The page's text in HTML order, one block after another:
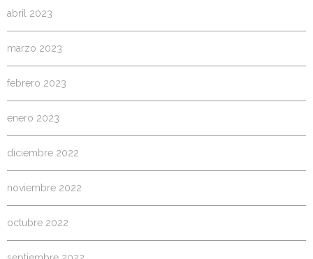
abril 2023
marzo 2023
febrero 2023
enero 2023
diciembre 2022
noviembre 2022
octubre 2022